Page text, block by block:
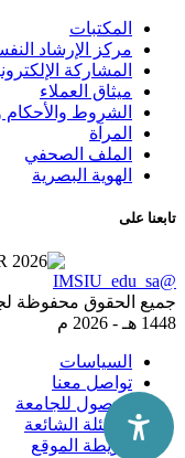
المكتبات
مركز الإرشاد
المشاركة
ميثاق العملاء
الشروط والأحكام
المرآة
الملف الصحفي
الهوية البصرية
تابعنا على
@IMSIU_edu_sa
جميع الحقوق محفوظة
1448 هـ -
2026 م
السياسات
تواصل معنا
الوصول للجامعة
الاسئلة الشائعة
خريطة الموقع